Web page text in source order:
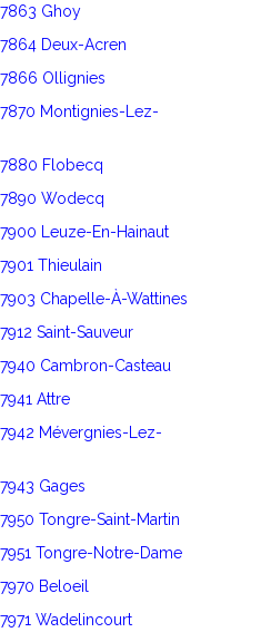
Ghoy
Deux-Acren
Ollignies
Montignies-Lez-
Flobecq
Wodecq
Leuze-En-Hainaut
Thieulain
Chapelle-À-Wattines
Saint-Sauveur
Cambron-Casteau
Attre
Mévergnies-Lez-
Gages
Tongre-Saint-Martin
Tongre-Notre-Dame
Beloeil
Wadelincourt